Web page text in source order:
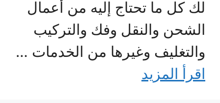
لك كل ما تحتاج إليه من أعمال
الشحن والنقل وفك والتركيب
والتغليف وغيرها من الخدمات …
اقرأ المزيد